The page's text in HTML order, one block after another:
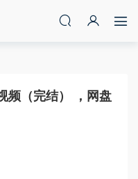
频（完结） ，网盘